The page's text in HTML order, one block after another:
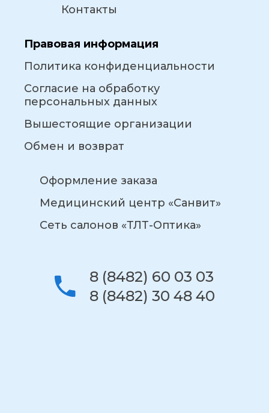
Контакты
Правовая информация
Политика конфиденциальности
Согласие на обработку
персональных данных
Вышестоящие организации
Обмен и возврат
Оформление заказа
Медицинский центр «Санвит»
Сеть салонов «ТЛТ-Оптика»
8 (8482) 60 03 03
8 (8482) 30 48 40